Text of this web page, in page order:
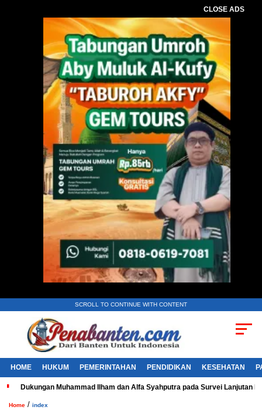
CLOSE ADS
SCROLL TO CONTINUE WITH CONTENT
HOME HUKUM PEMERINTAHAN PENDIDIKAN KESEHATAN
Dukungan Muhammad Ilham dan Alfa Syahputra pada Survei Lanjutan
Home / index